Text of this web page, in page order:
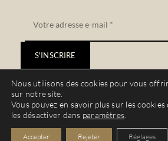
S'INSCRIRE
© Copyright 2022 – 2023 | Site réalisé par
Nous utilisons des cookies pour vous
sur notre site.
Vous pouvez en savoir plus sur les
les désactiver dans paramètres
Accepter Rejeter Réglages